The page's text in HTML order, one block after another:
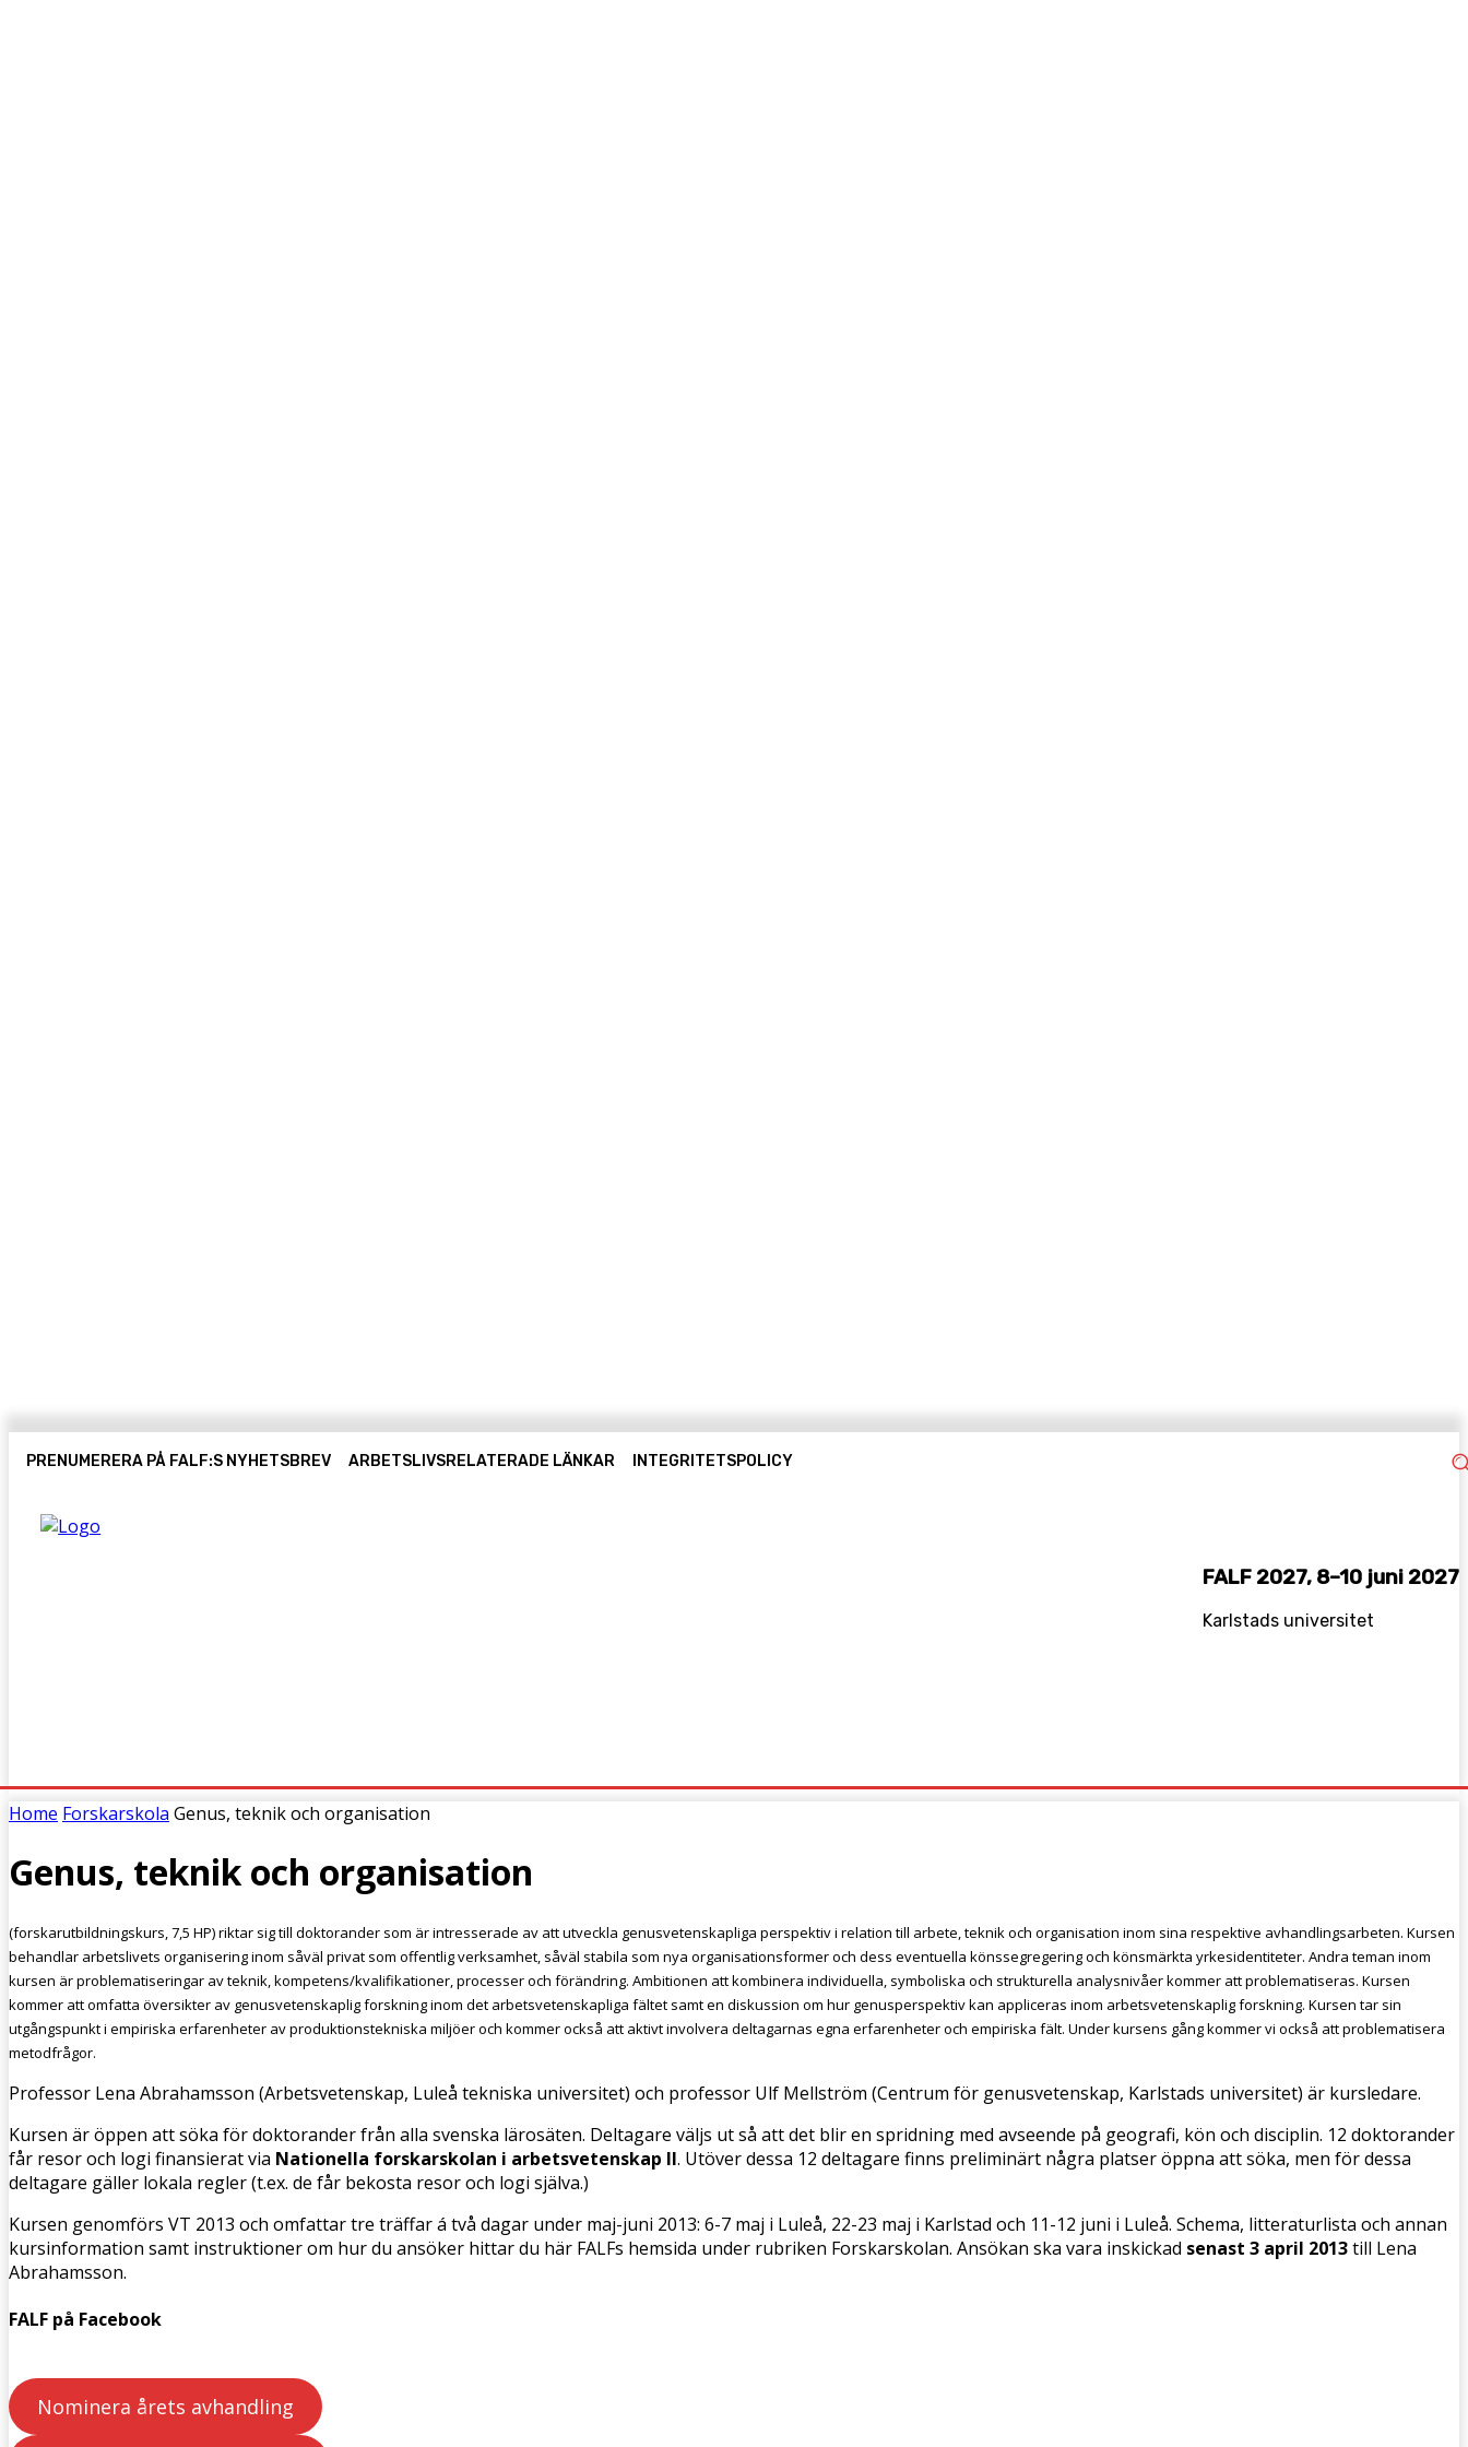
PRENUMERERA PÅ FALF:S NYHETSBREV ARBETSLIVSRELATERADE LÄNKAR INTEGRITETSPOLICY
FALF 2027, 8–10 juni 2027
Karlstads universitet
Home Forskarskola Genus, teknik och organisation
Genus, teknik och organisation
(forskarutbildningskurs, 7,5 HP) riktar sig till doktorander som är intresserade av att utveckla genusvetenskapliga perspektiv i relation till arbete, teknik och organisation inom sina respektive avhandlingsarbeten. Kursen
behandlar arbetslivets organisering inom såväl privat som offentlig verksamhet, såväl stabila som nya organisationsformer och dess eventuella könssegregering och könsmärkta yrkesidentiteter. Andra teman inom
kursen är problematiseringar av teknik, kompetens/kvalifikationer, processer och förändring. Ambitionen att kombinera individuella, symboliska och strukturella analysnivåer kommer att problematiseras. Kursen
kommer att omfatta översikter av genusvetenskaplig forskning inom det arbetsvetenskapliga fältet samt en diskussion om hur genusperspektiv kan appliceras inom arbetsvetenskaplig forskning. Kursen tar sin
utgångspunkt i empiriska erfarenheter av produktionstekniska miljöer och kommer också att aktivt involvera deltagarnas egna erfarenheter och empiriska fält. Under kursens gång kommer vi också att problematisera
metodfrågor.
Professor Lena Abrahamsson (Arbetsvetenskap, Luleå tekniska universitet) och professor Ulf Mellström (Centrum för genusvetenskap, Karlstads universitet) är kursledare.
Kursen är öppen att söka för doktorander från alla svenska lärosäten. Deltagare väljs ut så att det blir en spridning med avseende på geografi, kön och disciplin. 12 doktorander
får resor och logi finansierat via Nationella forskarskolan i arbetsvetenskap II. Utöver dessa 12 deltagare finns preliminärt några platser öppna att söka, men för dessa
deltagare gäller lokala regler (t.ex. de får bekosta resor och logi själva.)
Kursen genomförs VT 2013 och omfattar tre träffar á två dagar under maj-juni 2013: 6-7 maj i Luleå, 22-23 maj i Karlstad och 11-12 juni i Luleå. Schema, litteraturlista och annan
kursinformation samt instruktioner om hur du ansöker hittar du här FALFs hemsida under rubriken Forskarskolan. Ansökan ska vara inskickad senast 3 april 2013till Lena
Abrahamsson.
FALF på Facebook
Nominera årets avhandling